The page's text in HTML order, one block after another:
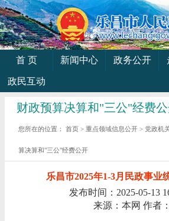
首 页 新闻中心 政务公开
政民互动
财政预算决算和"三公"经费
您所在的位置：首页 >重点领域信息公开 >党政机
算决算和"三公"经费公开
乐昌市2025年1-3月民政事业
发布时间：2025-05-13
来源：本网 作者：